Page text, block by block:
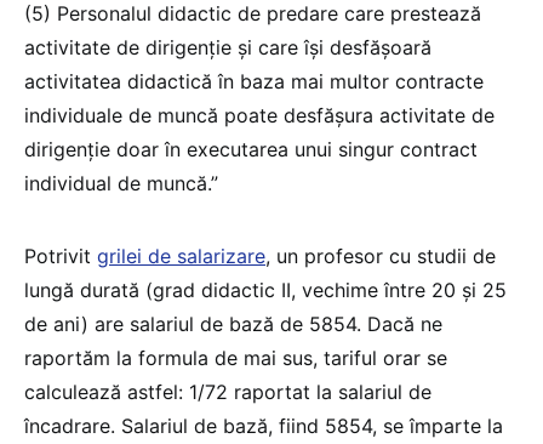
(5) Personalul didactic de predare care prestează
activitate de dirigenție și care își desfășoară
activitatea didactică în baza mai multor contracte
individuale de muncă poate desfășura activitate de
dirigenție doar în executarea unui singur contract
individual de muncă.”
Potrivit grilei de salarizare, un profesor cu studii de
lungă durată (grad didactic II, vechime între 20 și 25
de ani) are salariul de bază de 5854. Dacă ne
raportăm la formula de mai sus, tariful orar se
calculează astfel: 1/72 raportat la salariul de
încadrare. Salariul de bază, fiind 5854, se împarte la